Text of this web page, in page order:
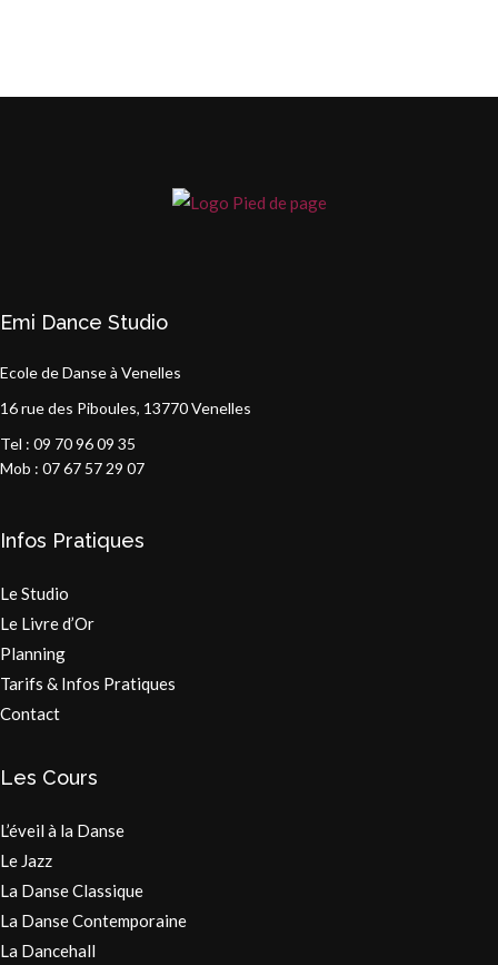
Emi Dance Studio
Ecole de Danse à Venelles
16 rue des Piboules, 13770 Venelles
Tel : 09 70 96 09 35
Mob : 07 67 57 29 07
Infos Pratiques
Le Studio
Le Livre d’Or
Planning
Tarifs & Infos Pratiques
Contact
Les Cours
L’éveil à la Danse
Le Jazz
La Danse Classique
La Danse Contemporaine
La Dancehall